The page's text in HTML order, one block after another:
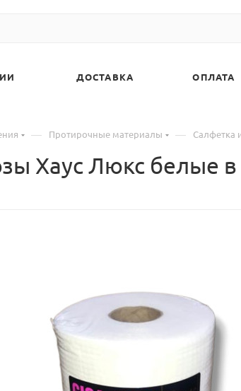
ДОСТАВКА ОПЛАТА
— Протирочные материалы — Салфетка
Хаус Люкс белые